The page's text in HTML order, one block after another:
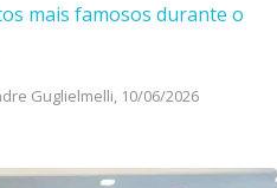
mais famosos durante o
Guglielmelli, 10/06/2026